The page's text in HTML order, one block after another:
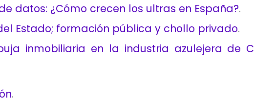
datos: ¿Cómo crecen los ultras en España?.
Estado; formación pública y chollo privado.
inmobiliaria en la industria azulejera de
.